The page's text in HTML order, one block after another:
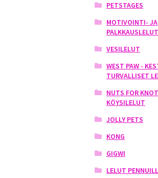
PETSTAGES
MOTIVOINTI- JA
PALKKAUSLELUT
VESILELUT
WEST PAW -
TURVALLISET
NUTS FOR
KÖYSILELUT
JOLLY PETS
KONG
GIGWI
LELUT